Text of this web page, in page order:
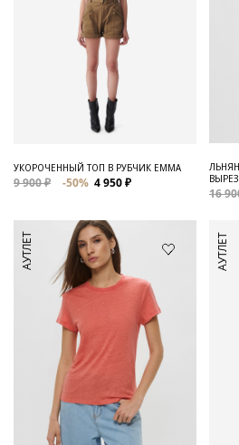
УКОРОЧЕННЫЙ ТОП В РУБЧИК EMMA
9 900 ₽ -50% 4 950 ₽
16
АУТЛЕТ АУТЛЕТ